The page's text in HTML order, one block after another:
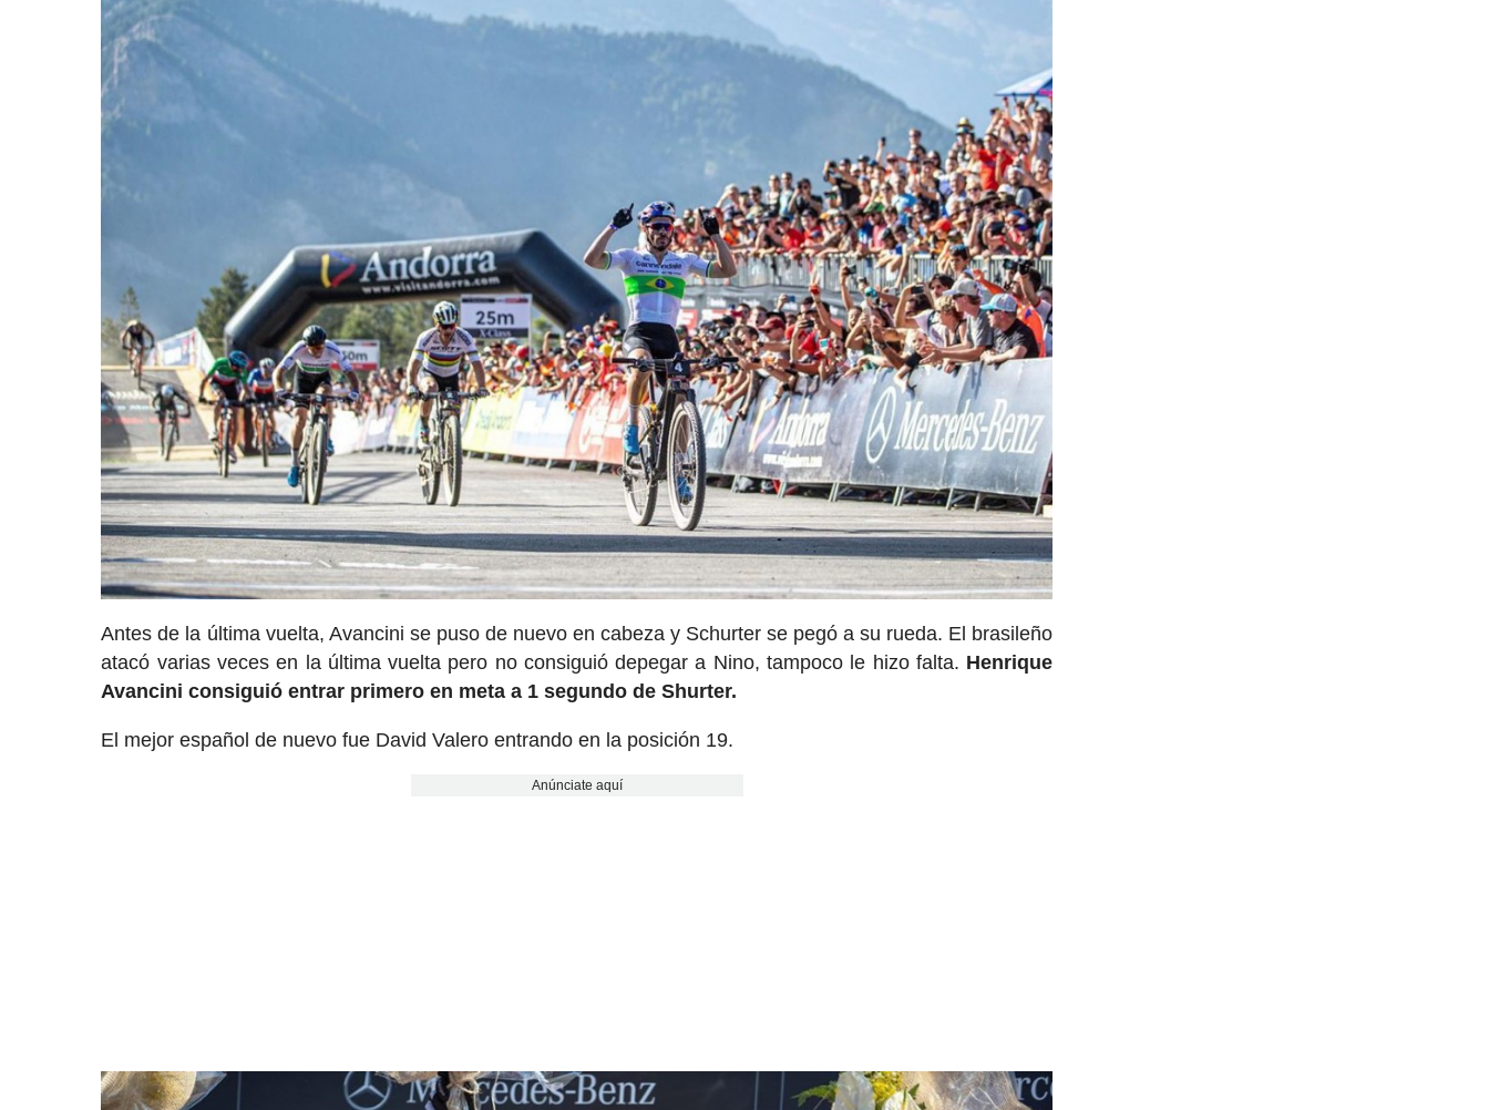
Antes de la última vuelta, Avancini se puso de nuevo en cabeza y Schurter se pegó a su rueda. El brasileño
atacó varias veces en la última vuelta pero no consiguió depegar a Nino, tampoco le hizo falta. Henrique
Avancini consiguió entrar primero en meta a 1 segundo de Shurter.
El mejor español de nuevo fue David Valero entrando en la posición 19.
Anúnciate aquí